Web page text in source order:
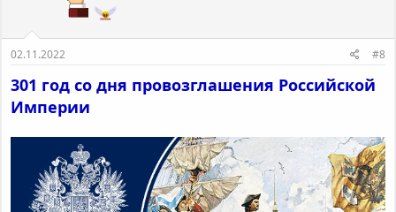
02.11.2022 #8
301 год со дня провозглашения Российской
Империи